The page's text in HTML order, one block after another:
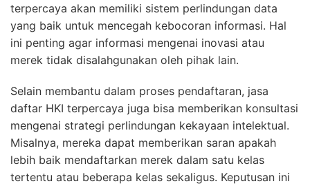
terpercaya akan memiliki sistem perlindungan data
yang baik untuk mencegah kebocoran informasi. Hal
ini penting agar informasi mengenai inovasi atau
merek tidak disalahgunakan oleh pihak lain.
Selain membantu dalam proses pendaftaran, jasa
daftar HKI terpercaya juga bisa memberikan konsultasi
mengenai strategi perlindungan kekayaan intelektual.
Misalnya, mereka dapat memberikan saran apakah
lebih baik mendaftarkan merek dalam satu kelas
tertentu atau beberapa kelas sekaligus. Keputusan ini